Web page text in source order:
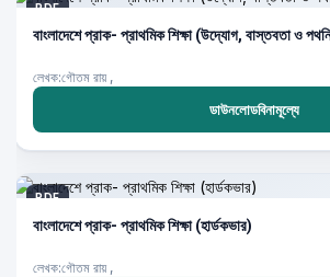
PDF
বাংলাদেশে প্রাক- প্রাথমিক শিক্ষা (উদ্যোগ, বাস্তবতা ও
লেখক:গৌতম রায় ,
ডাউনলোডবিনামূল্যে
PDF
বাংলাদেশে প্রাক- প্রাথমিক শিক্ষা (হার্ডকভার)
লেখক:গৌতম রায় ,